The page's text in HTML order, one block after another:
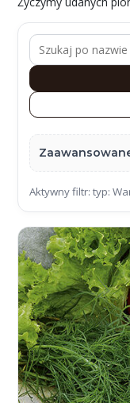
Szukaj
Aktywny filtr: typ: